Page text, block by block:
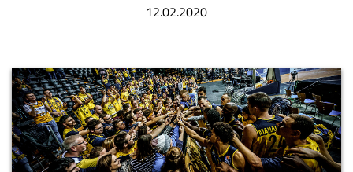
12.02.2020